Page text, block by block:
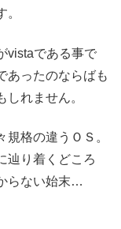
vistaである事で
あったのならばも
れません。
格の違うＯＳ。
辿り着くどころ
らない始末…